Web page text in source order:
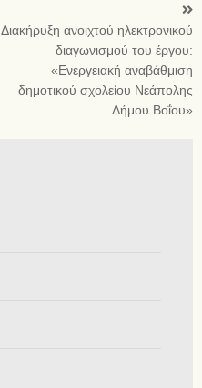
Διακήρυξη ανοιχτού ηλεκτρονικού
διαγωνισμού του έργου:
«Ενεργειακή αναβάθμιση
δημοτικού σχολείου Νεάπολης
Δήμου Βοΐου»